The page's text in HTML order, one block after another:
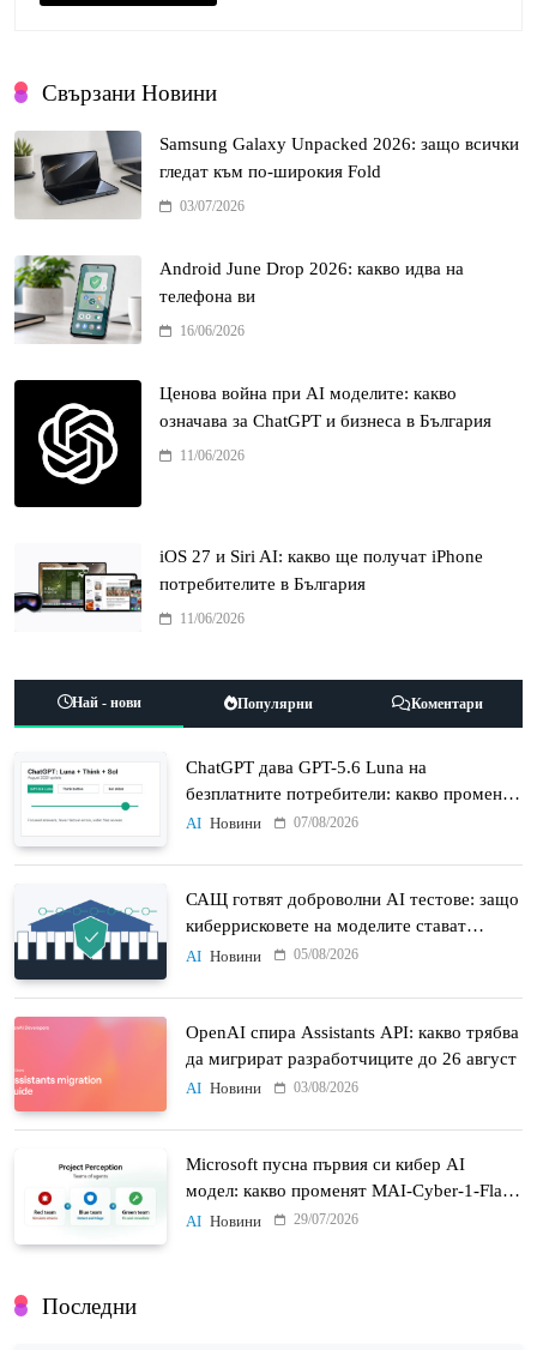
Свързани Новини
Samsung Galaxy Unpacked 2026: защо всички
гледат към по-широкия Fold
03/07/2026
Android June Drop 2026: какво идва на
телефона ви
16/06/2026
Ценова война при AI моделите: какво
означава за ChatGPT и бизнеса в България
11/06/2026
iOS 27 и Siri AI: какво ще получат iPhone
потребителите в България
11/06/2026
Най - нови Популярни Коментари
ChatGPT дава GPT-5.6 Luna на
безплатните потребители: какво променят
Think бутонът и новият Sol
AI Новини 07/08/2026
САЩ готвят доброволни AI тестове: защо
киберрисковете на моделите стават
политически въпрос
AI Новини 05/08/2026
OpenAI спира Assistants API: какво трябва
да мигрират разработчиците до 26 август
AI Новини 03/08/2026
Microsoft пусна първия си кибер AI
модел: какво променят MAI-Cyber-1-Flash
и Project Perception
AI Новини 29/07/2026
Последни